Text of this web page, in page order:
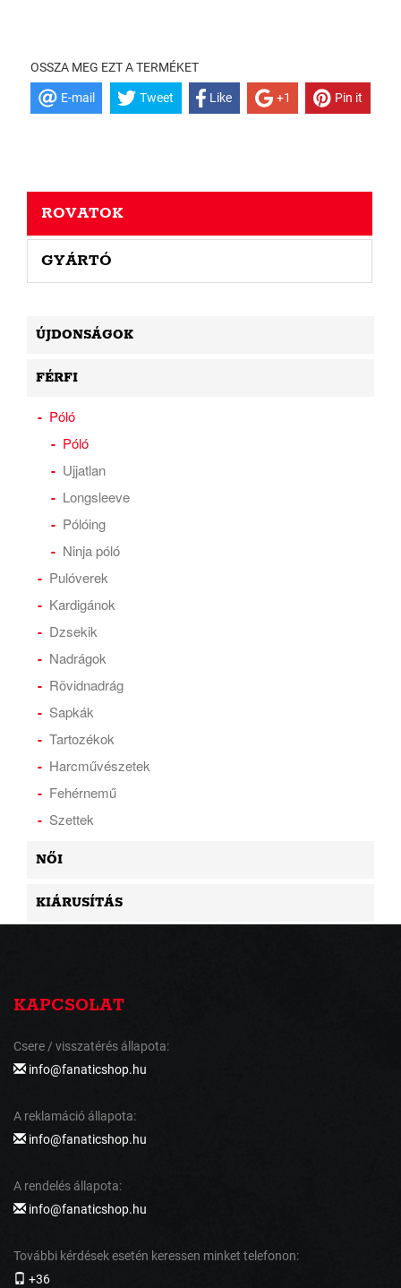
OSSZA MEG EZT A TERMÉKET
E-mail Tweet Like +1 Pin it
ROVATOK
GYÁRTÓ
ÚJDONSÁGOK
FÉRFI
Póló
Póló
Ujjatlan
Longsleeve
Pólóing
Ninja póló
Pulóverek
Kardigánok
Dzsekik
Nadrágok
Rövidnadrág
Sapkák
Tartozékok
Harcművészetek
Fehérnemű
Szettek
NŐI
KIÁRUSÍTÁS
KAPCSOLAT
Csere / visszatérés állapota:
info@fanaticshop.hu
A reklamáció állapota:
info@fanaticshop.hu
A rendelés állapota:
info@fanaticshop.hu
További kérdések esetén keressen minket telefonon:
+36